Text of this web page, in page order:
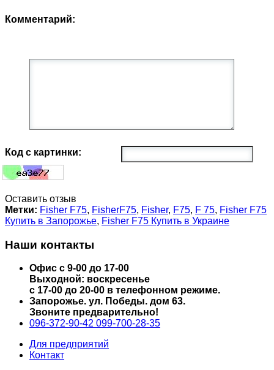
Комментарий:
Код с картинки:
Оставить отзыв
Метки: Fisher F75, FisherF75, Fisher, F75, F 75, Fisher F75
Купить в Запорожье, Fisher F75 Купить в Украине
Наши контакты
Офис с 9-00 до 17-00
Выходной: воскресенье
с 17-00 до 20-00 в телефонном режиме.
Запорожье. ул. Победы. дом 63.
Звоните предварительно!
096-372-90-42 099-700-28-35
Для предприятий
Контакт